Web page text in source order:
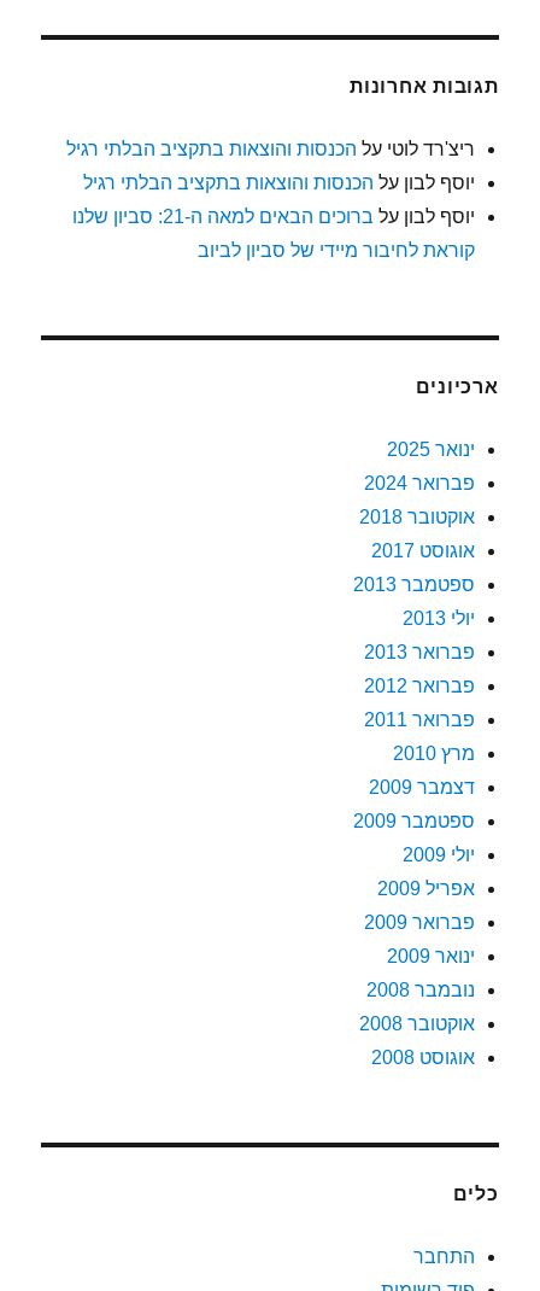
תגובות אחרונות
ריצ'רד לוטי על הכנסות והוצאות בתקציב הבלתי רגיל
יוסף לבון על הכנסות והוצאות בתקציב הבלתי רגיל
יוסף לבון על
ברוכים הבאים למאה ה-21: סביון שלנו
קוראת לחיבור מיידי של סביון לביוב
ארכיונים
ינואר 2025
פברואר 2024
אוקטובר 2018
אוגוסט 2017
ספטמבר 2013
יולי 2013
פברואר 2013
פברואר 2012
פברואר 2011
מרץ 2010
דצמבר 2009
ספטמבר 2009
יולי 2009
אפריל 2009
פברואר 2009
ינואר 2009
נובמבר 2008
אוקטובר 2008
אוגוסט 2008
כלים
התחבר